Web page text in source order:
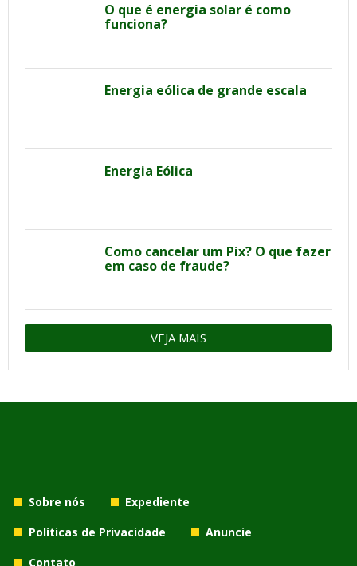
O que é energia solar é como
funciona?
Energia eólica de grande escala
Energia Eólica
Como cancelar um Pix? O que fazer
em caso de fraude?
VEJA MAIS
Sobre nós
Expediente
Políticas de Privacidade
Anuncie
Contato